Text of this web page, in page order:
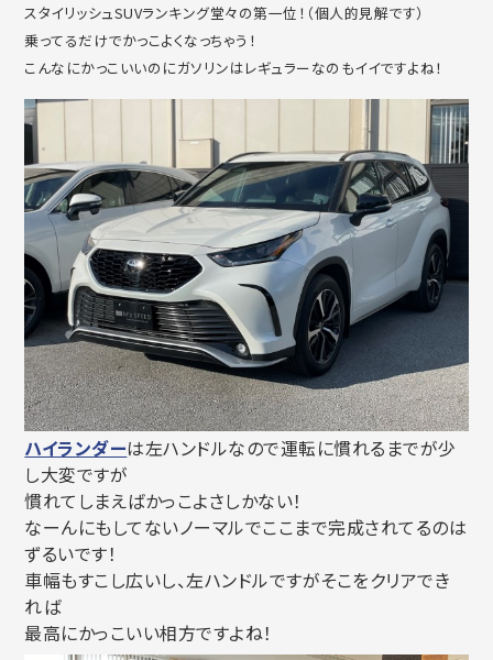
スタイリッシュSUVランキング堂々の第一位！（個人的見解です）
乗ってるだけでかっこよくなっちゃう！
こんなにかっこいいのにガソリンはレギュラーなのもイイですよね！
ハイランダーは左ハンドルなので運転に慣れるまでが少
し大変ですが
慣れてしまえばかっこよさしかない！
なーんにもしてないノーマルでここまで完成されてるのは
ずるいです！
車幅もすこし広いし、左ハンドルですがそこをクリアでき
れば
最高にかっこいい相方ですよね！